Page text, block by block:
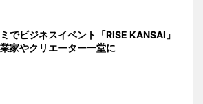
でビジネスイベント「RISE KANSAI」
家やクリエーター一堂に